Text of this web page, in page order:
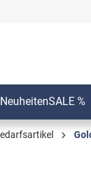
NeuheitenSALE %